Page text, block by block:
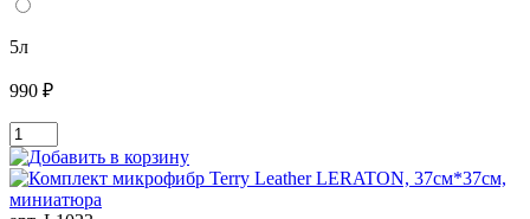
5л
990 ₽